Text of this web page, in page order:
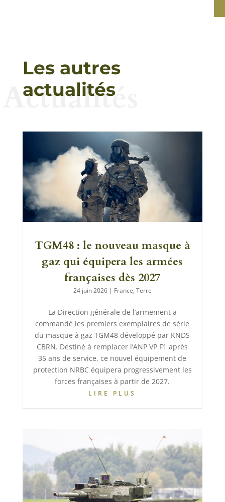
Les autres
actualités
Actualités
TGM48 : le nouveau masque à
gaz qui équipera les armées
françaises dès 2027
24 juin 2026| France, Terre
La Direction générale de l’armement a
commandé les premiers exemplaires de série
du masque à gaz TGM48 développé par KNDS
CBRN. Destiné à remplacer l’ANP VP F1 après
35 ans de service, ce nouvel équipement de
protection NRBC équipera progressivement les
forces françaises à partir de 2027.
LIRE PLUS